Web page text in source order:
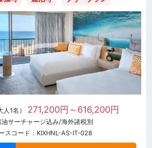
1名） 271,200円～616,200円
サーチャージ込み/海外諸税別
スコード：KIXHNL-AS-IT-028